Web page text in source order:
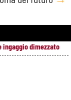
ingaggio dimezzato